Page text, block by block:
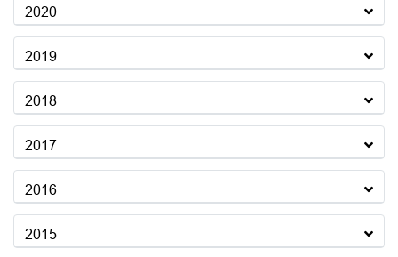
2020
2019
2018
2017
2016
2015